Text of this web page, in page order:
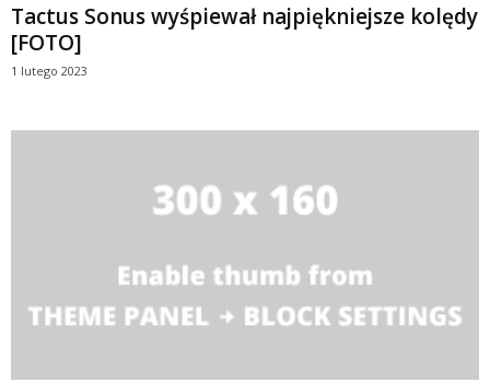
Tactus Sonus wyśpiewał najpiękniejsze kolędy
[FOTO]
1 lutego 2023